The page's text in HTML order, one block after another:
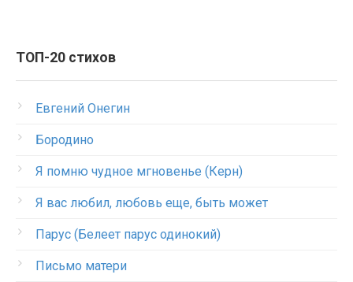
ТОП-20 стихов
Евгений Онегин
Бородино
Я помню чудное мгновенье (Керн)
Я вас любил, любовь еще, быть может
Парус (Белеет парус одинокий)
Письмо матери